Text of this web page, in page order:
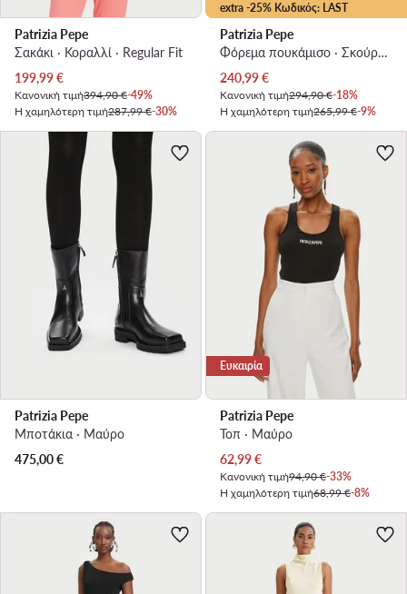
Patrizia Pepe
Σακάκι · Κοραλλί · Regular Fit
Τρέχουσα τιμή
199,99€
Κανονική τιμή394,90 €-49%
Η χαμηλότερη τιμή287,99 €-30%
extra -25% Κωδικός: LAST
Patrizia Pepe
Φόρεμα πουκάμισο · Σκούρο καφέ · Midi
Τρέχουσα τιμή
240,99€
Κανονική τιμή294,90 €-18%
Η χαμηλότερη τιμή265,99 €-9%
Patrizia Pepe
Μποτάκια · Μαύρο
475,00€
Ευκαιρία
Patrizia Pepe
Τοπ · Μαύρο
Τρέχουσα τιμή
62,99€
Κανονική τιμή94,90 €-33%
Η χαμηλότερη τιμή68,99 €-8%